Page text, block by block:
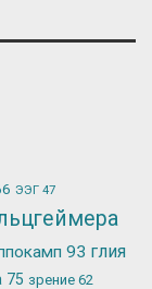
ЭЭГ 47
93 глия
75 зрение 62